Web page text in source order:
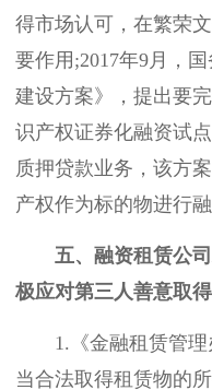
得市场认可，在繁荣
要作用;2017年9月，
建设方案》，提出要
识产权证券化融资试
质押贷款业务，该方
产权作为标的物进行融
五、融资租赁公司
极应对第三人善意取得
1.《金融租赁管理
当合法取得租赁物的